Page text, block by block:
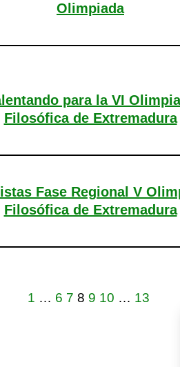
Olimpiada
para la VI
Filosófica de Extremadura
Fase Regional V
Filosófica de Extremadura
1 … 6 7 8 9 10 … 13